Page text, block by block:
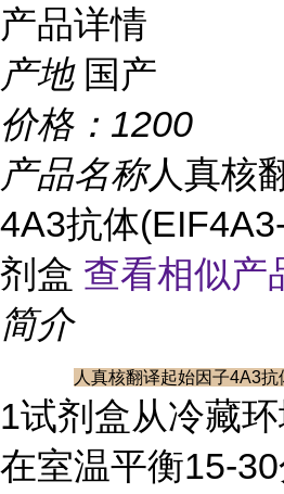
产品详情
产地 国产
价格： 1200
产品名称人真核
4A3抗体
剂盒 查看相似产
简介
人真核翻译起始因子4A3
1试剂盒从冷藏
在室温平衡15-